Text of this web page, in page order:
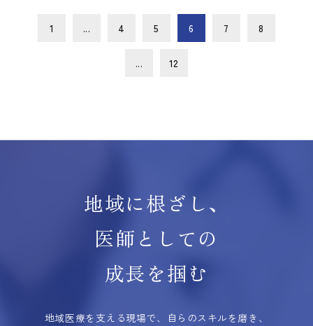
1 ... 4 5 6 7 8
... 12
地域に根ざし、
医師としての
成長を掴む
地域医療を支える現場で、自らのスキルを磨き、